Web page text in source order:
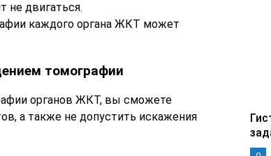
не двигаться.
каждого органа ЖКТ может
томографии
органов ЖКТ, вы сможете
а также не допустить искажения